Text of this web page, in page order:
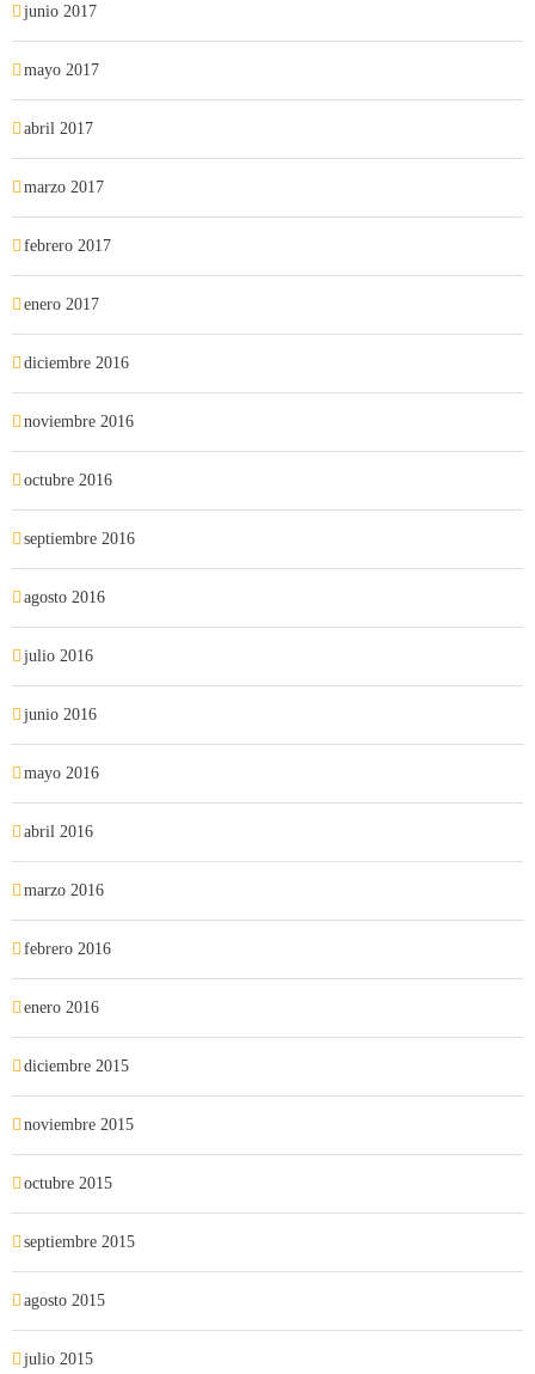
junio 2017
mayo 2017
abril 2017
marzo 2017
febrero 2017
enero 2017
diciembre 2016
noviembre 2016
octubre 2016
septiembre 2016
agosto 2016
julio 2016
junio 2016
mayo 2016
abril 2016
marzo 2016
febrero 2016
enero 2016
diciembre 2015
noviembre 2015
octubre 2015
septiembre 2015
agosto 2015
julio 2015